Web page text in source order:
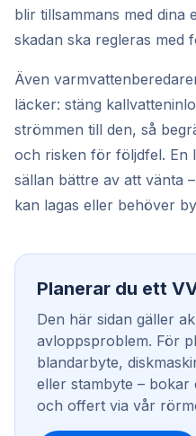
blir tillsammans med dina
skadan ska regleras med
Även
läcker: stäng
strömmen till den, så
och risken för följdfel. En
sällan bättre av att vänta
kan lagas eller behöver
Planerar du ett
Den här sidan gäller
avloppsproblem. För
blandarbyte,
eller stambyte – bokar
och offert via vår